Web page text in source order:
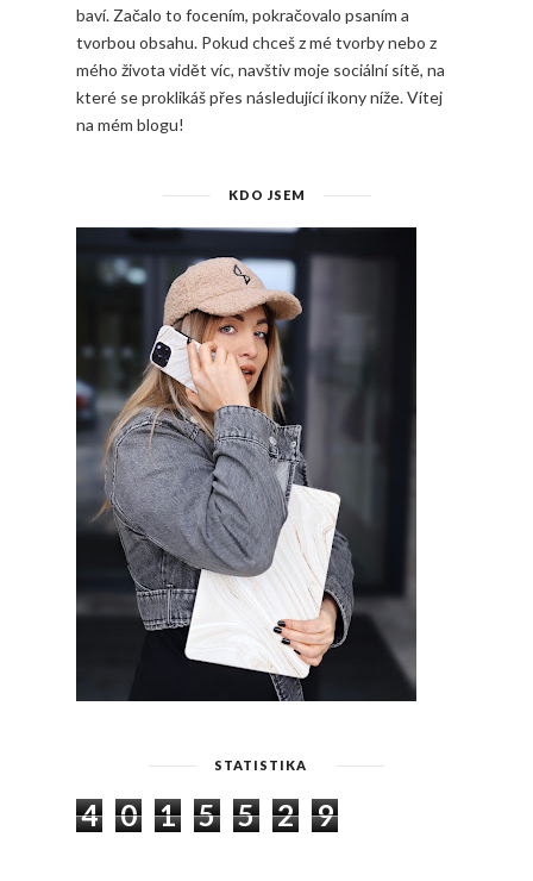
baví. Začalo to focením, pokračovalo psaním a
tvorbou obsahu. Pokud chceš z mé tvorby nebo z
mého života vidět víc, navštiv moje sociální sítě, na
které se proklikáš přes následující ikony níže. Vítej
na mém blogu!
KDO JSEM
STATISTIKA
4 0 1 5 5 2 9